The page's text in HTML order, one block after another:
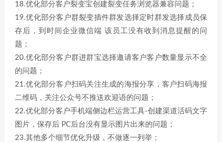
18.优化部分客户裂变宝创建裂变任务浏览器兼容问题；
19.优化部分客户群裂变插件群发选择定时群发选择成员保
存后，到时间企业微信端 该员工没有收到消息提醒的问
题；
20.优化部分客户群进群宝选择邀请客户客户数量显示不全
的问题；
21.优化部分客户扫码关注生成的海报分享，客户扫码海报
二维码，关注公众号不推送欢迎语的问题；
22.优化部分客户手机端侧边栏运营工具-创建渠道活码文字
图片，保存后 PC后台没有显示图片出来的问题；
23.其他多个细节优化升级，不做逐一列举；